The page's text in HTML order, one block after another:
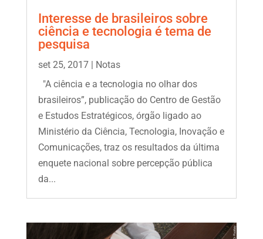
Interesse de brasileiros sobre
ciência e tecnologia é tema de
pesquisa
set 25, 2017| Notas
"A ciência e a tecnologia no olhar dos
brasileiros”, publicação do Centro de Gestão
e Estudos Estratégicos, órgão ligado ao
Ministério da Ciência, Tecnologia, Inovação e
Comunicações, traz os resultados da última
enquete nacional sobre percepção pública
da...